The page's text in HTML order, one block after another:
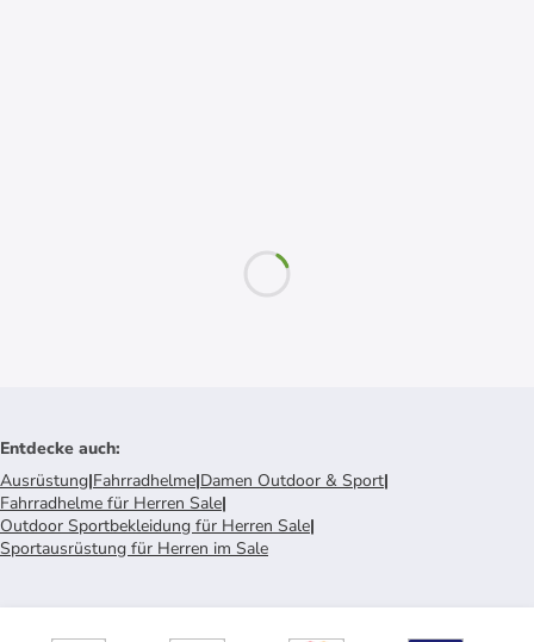
Entdecke auch:
Ausrüstung|Fahrradhelme|Damen Outdoor & Sport|
Fahrradhelme für Herren Sale|
Outdoor Sportbekleidung für Herren Sale|
Sportausrüstung für Herren im Sale